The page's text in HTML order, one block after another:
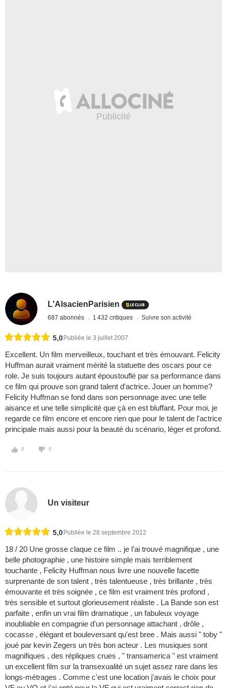
L'AlsacienParisien
687 abonnés 1 432 critiques Suivre son activité
5,0 Publiée le 3 juillet 2007
Excellent. Un film merveilleux, touchant et très émouvant. Felicity
Huffman aurait vraiment mérité la statuette des oscars pour ce
role. Je suis toujours autant époustouflé par sa performance dans
ce film qui prouve son grand talent d'actrice. Jouer un homme?
Felicity Huffman se fond dans son personnage avec une telle
aisance et une telle simplicité que çà en est bluffant. Pour moi, je
regarde ce film encore et encore rien que pour le talent de l'actrice
principale mais aussi pour la beauté du scénario, léger et profond.
0 0
Un visiteur
5,0 Publiée le 28 septembre 2012
18 / 20 Une grosse claque ce film .. je l'ai trouvé magnifique , une
belle photographie , une histoire simple mais terriblement
touchante , Felicity Huffman nous livre une nouvelle facette
surprenante de son talent , très talentueuse , très brillante , très
émouvante et très soignée , ce film est vraiment très profond ,
très sensible et surtout glorieusement réaliste . La Bande son est
parfaite , enfin un vrai film dramatique , un fabuleux voyage
inoubliable en compagnie d'un personnage attachant , drôle ,
cocasse , élégant et bouleversant qu'est bree . Mais aussi " toby "
joué par kevin Zegers un très bon acteur . Les musiques sont
magnifiques , des répliques crues , " transamerica " est vraiment
un excellent film sur la transexualité un sujet assez rare dans les
longs-métrages . Comme c'est une location j'avais le choix pour